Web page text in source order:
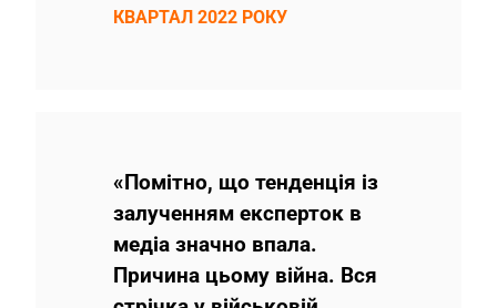
КВАРТАЛ 2022 РОКУ
«Помітно, що тенденція із
залученням експерток в
медіа значно впала.
Причина цьому війна. Вся